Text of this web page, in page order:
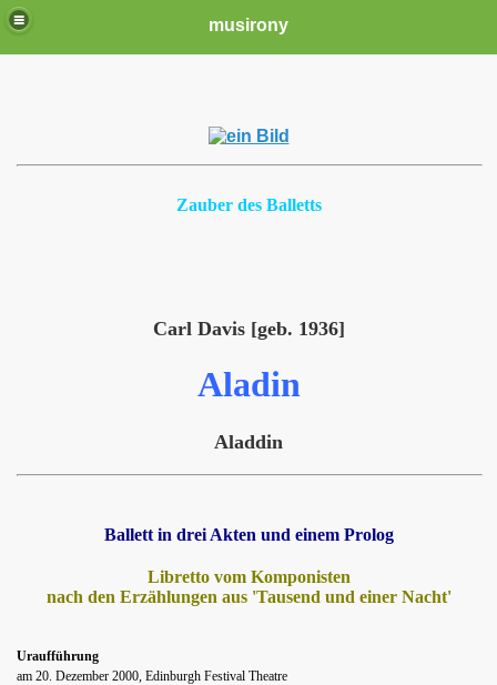
musirony
Zauber des Balletts
Carl Davis [geb. 1936]
Aladin
Aladdin
Ballett in drei Akten und einem Prolog
Libretto vom Komponisten
nach den Erzählungen aus 'Tausend und einer Nacht'
Uraufführung
am 20. Dezember 2000, Edinburgh Festival Theatre